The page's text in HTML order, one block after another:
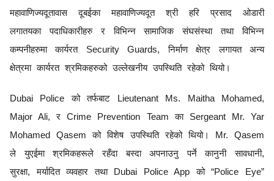
महावाणिज्यदूतावास दूबईका महावाणिज्यदूत श्री हरि प्रसाद ओडारी
लगातयका पदाधिकारीहरु र विभिन्न सामाजिक संघसंस्था तथा विभिन्न
कम्पनीहरुमा कार्यरत Security Guards,निर्माण क्षेत्र लगायत अन्य
क्षेत्रमा कार्यरत श्रमिकहरुको उल्लेखनीय उपस्थिति रहेको थियो।
Dubai Policeको तर्फबाट
Lieutenant Ms. Maitha Mohamed,
Major Ali,रCrime Prevention Teamका Sergeant Mr. Yar
Mohamed Qasemको विशेष उपस्थिति रहेको थियो।
Mr. Qasem
ले युएईमा श्रमिकहरूले रहँदा बस्दा अपनाउनु पर्ने कानुनी सावधानी,
सुरक्षा,मर्यादित व्यवहार तथा Dubai Police Appको“Police Eye”